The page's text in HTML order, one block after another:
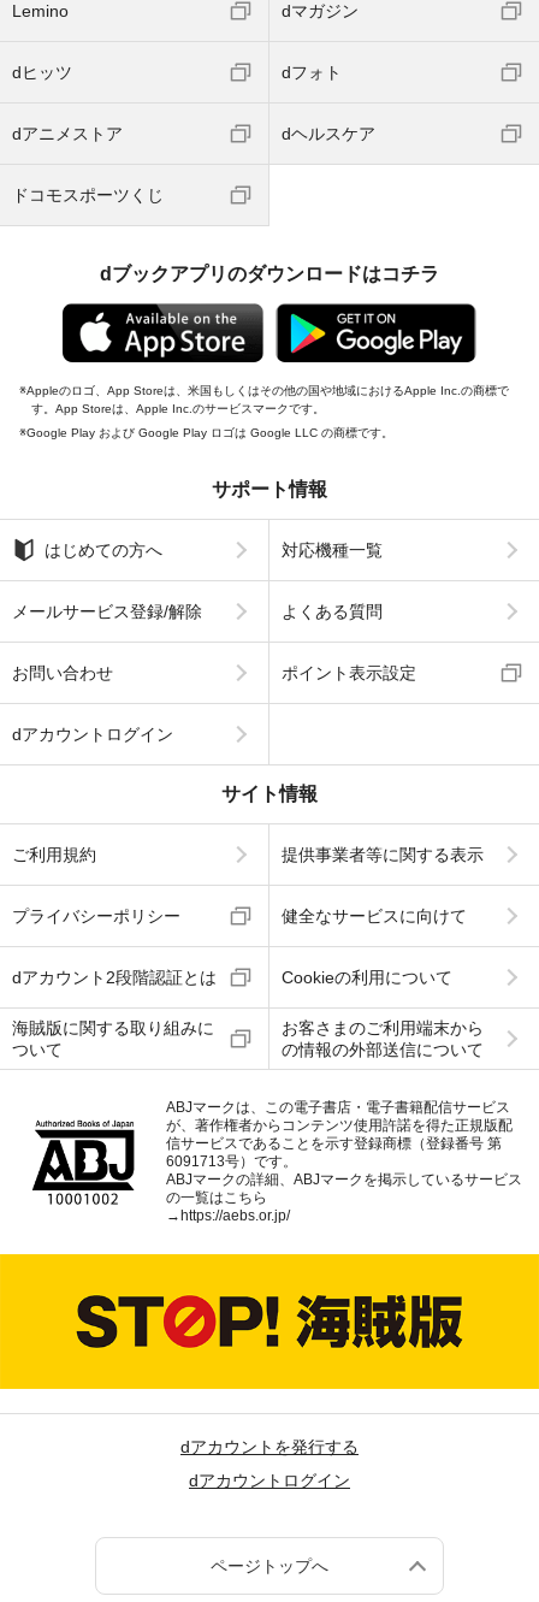
Lemino dマガジン
dヒッツ dフォト
dアニメストア dヘルスケア
ドコモスポーツくじ
dブックアプリのダウンロードはコチラ
Appleのロゴ、App Storeは、米国もしくはその他の国や地域におけるApple Inc.の商標で
す。App Storeは、Apple Inc.のサービスマークです。
Google Play および Google Play ロゴは Google LLC の商標です。
サポート情報
はじめての方へ 対応機種一覧
メールサービス登録/解除 よくある質問
お問い合わせ ポイント表示設定
dアカウントログイン
サイト情報
ご利用規約 提供事業者等に関する表示
プライバシーポリシー 健全なサービスに向けて
dアカウント2段階認証とは Cookieの利用について
海賊版に関する取り組みに
ついて
お客さまのご利用端末から
の情報の外部送信について
ABJマークは、この電子書店・電子書籍配信サービス
が、著作権者からコンテンツ使用許諾を得た正規版配
信サービスであることを示す登録商標（登録番号 第
6091713号）です。
ABJマークの詳細、ABJマークを掲示しているサービス
の一覧はこちら
→ https://aebs.or.jp/
dアカウントを発行する
dアカウントログイン
ページトップへ